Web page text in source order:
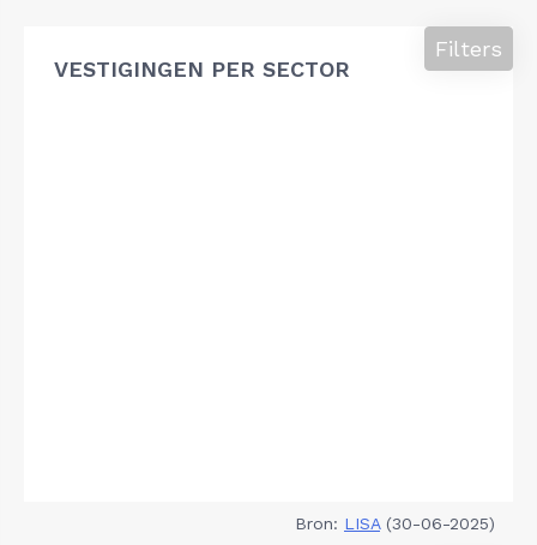
VESTIGINGEN PER SECTOR
Filters
Bron: LISA(30-06-2025)